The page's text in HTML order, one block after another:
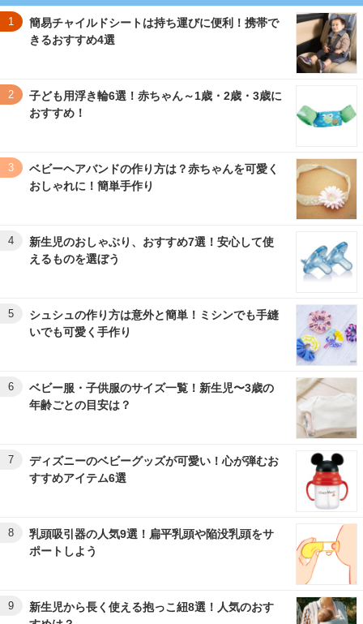
1
簡易チャイルドシートは持ち運びに便利！携帯で
きるおすすめ4選
2
子ども用浮き輪6選！赤ちゃん～1歳・2歳・3歳に
おすすめ！
3
ベビーヘアバンドの作り方は？赤ちゃんを可愛く
おしゃれに！簡単手作り
4
新生児のおしゃぶり、おすすめ7選！安心して使
えるものを選ぼう
5
シュシュの作り方は意外と簡単！ミシンでも手縫
いでも可愛く手作り
6
ベビー服・子供服のサイズ一覧！新生児〜3歳の
年齢ごとの目安は？
7
ディズニーのベビーグッズが可愛い！心が弾むお
すすめアイテム6選
8
乳頭吸引器の人気9選！扁平乳頭や陥没乳頭をサ
ポートしよう
9
新生児から長く使える抱っこ紐8選！人気のおす